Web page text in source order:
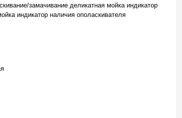
замачивание деликатная мойка индикатор
индикатор наличия ополаскивателя